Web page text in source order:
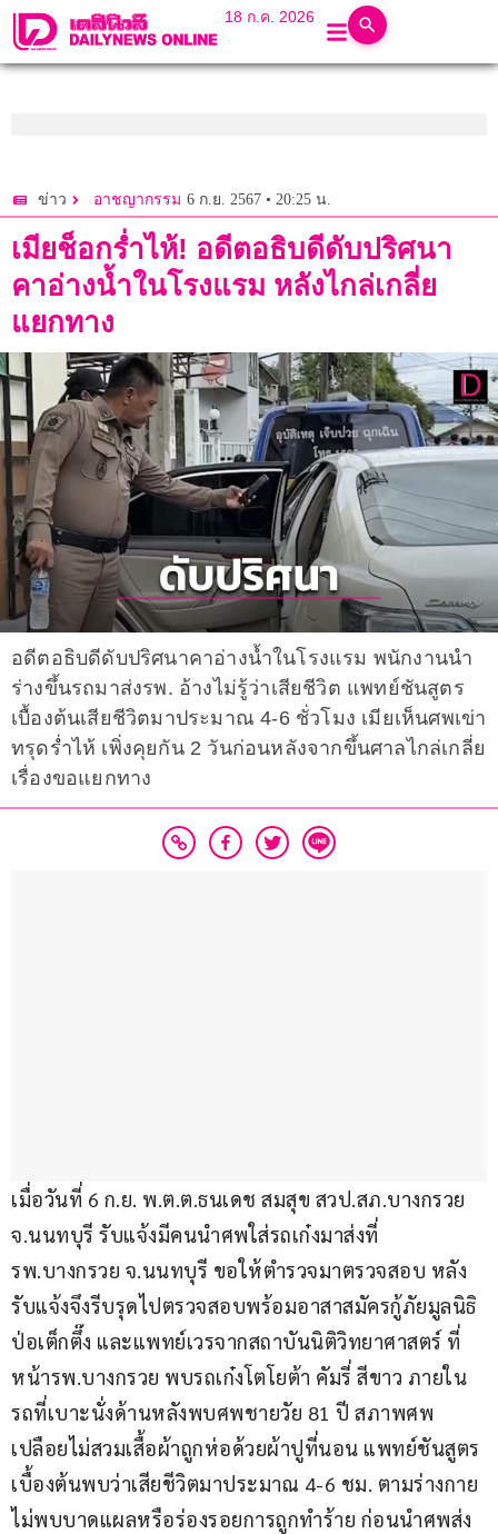
18 ก.ค. 2026
ข่าว อาชญากรรม 6 ก.ย. 2567 • 20:25 น.
เมียช็อกร่ำไห้! อดีตอธิบดีดับปริศนา
คาอ่างน้ำในโรงแรม หลังไกล่เกลี่ย
แยกทาง
อดีตอธิบดีดับปริศนาคาอ่างน้ำในโรงแรม พนักงานนำ
ร่างขึ้นรถมาส่งรพ. อ้างไม่รู้ว่าเสียชีวิต แพทย์ชันสูตร
เบื้องต้นเสียชีวิตมาประมาณ 4-6 ชั่วโมง เมียเห็นศพเข่า
ทรุดร่ำไห้ เพิ่งคุยกัน 2 วันก่อนหลังจากขึ้นศาลไกล่เกลี่ย
เรื่องขอแยกทาง
เมื่อวันที่ 6 ก.ย. พ.ต.ต.ธนเดช สมสุข สวป.สภ.บางกรวย
จ.นนทบุรี รับแจ้งมีคนนำศพใส่รถเก๋งมาส่งที่
รพ.บางกรวย จ.นนทบุรี ขอให้ตำรวจมาตรวจสอบ หลัง
รับแจ้งจึงรีบรุดไปตรวจสอบพร้อมอาสาสมัครกู้ภัยมูลนิธิ
ป่อเต็กตึ๊ง และแพทย์เวรจากสถาบันนิติวิทยาศาสตร์ ที่
หน้ารพ.บางกรวย พบรถเก๋งโตโยต้า คัมรี่ สีขาว ภายใน
รถที่เบาะนั่งด้านหลังพบศพชายวัย 81 ปี สภาพศพ
เปลือยไม่สวมเสื้อผ้าถูกห่อด้วยผ้าปูที่นอน แพทย์ชันสูตร
เบื้องต้นพบว่าเสียชีวิตมาประมาณ 4-6 ชม. ตามร่างกาย
ไม่พบบาดแผลหรือร่องรอยการถูกทำร้าย ก่อนนำศพส่ง